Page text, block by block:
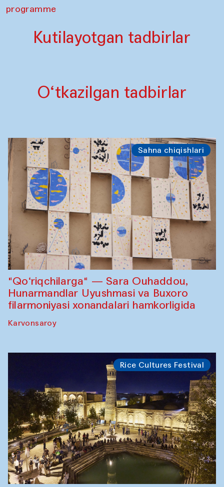
programme
Kutilayotgan tadbirlar
O‘tkazilgan tadbirlar
Sahna chiqishlari
"Qo‘riqchilarga" — Sara Ouhaddou,
Hunarmandlar Uyushmasi va Buxoro
filarmoniyasi xonandalari hamkorligida
Karvonsaroy
Rice Cultures Festival